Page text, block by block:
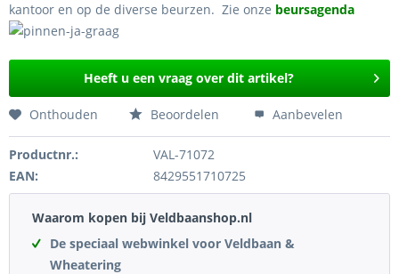
kantoor en op de diverse beurzen. Zie onze beursagenda
Heeft u een vraag over dit artikel?
Onthouden Beoordelen Aanbevelen
Productnr.:
VAL-71072
EAN:
8429551710725
Waarom kopen bij Veldbaanshop.nl
De speciaal webwinkel voor Veldbaan &
Wheatering